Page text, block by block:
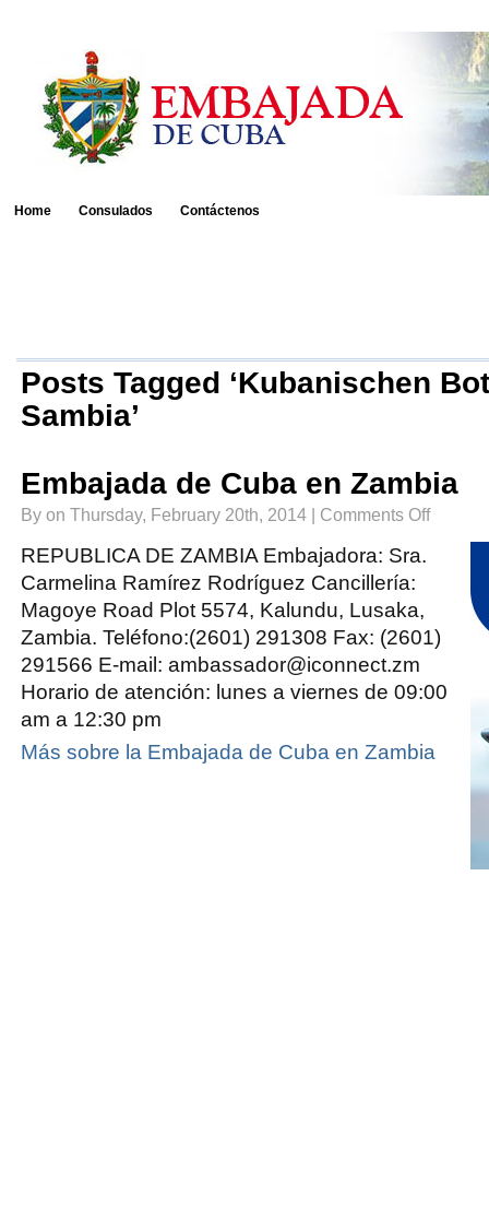
Home Consulados Contáctenos
Posts Tagged ‘Kubanischen
Sambia’
Embajada de Cuba en Zambia
By on Thursday, February 20th, 2014 | Comments Offon
REPUBLICA DE ZAMBIA Embajadora: Sra.
Carmelina Ramírez Rodríguez Cancillería:
Magoye Road Plot 5574, Kalundu, Lusaka,
Zambia. Teléfono:(2601) 291308 Fax: (2601)
291566 E-mail: ambassador@iconnect.zm
Horario de atención: lunes a viernes de 09:00
am a 12:30 pm
Más sobre la Embajada de Cuba en Zambia